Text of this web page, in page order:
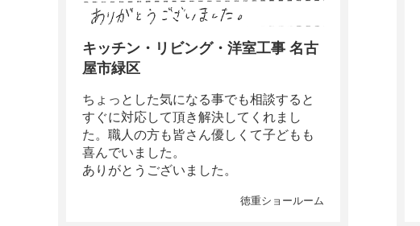
キッチン・リビング・洋室工事 名古
屋市緑区
ちょっとした気になる事でも相談すると
すぐに対応して頂き解決してくれまし
た。職人の方も皆さん優しくて子どもも
喜んでいました。
ありがとうございました。
徳重ショールーム